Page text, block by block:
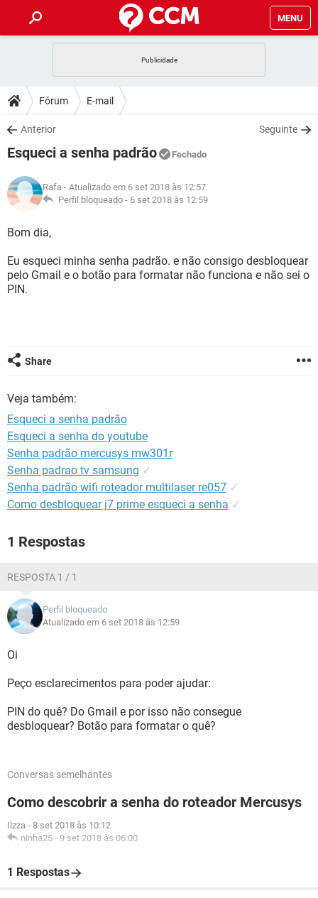
MENU
CELULAR
OUTLOOK
INSTAGRAM GMAIL
GUIA DE COMPRAS
DICAS
JOGOS
INSTAGRAM GMAIL
DOWNLOADS
JOGOS WHATSAPP
CELULAR
OUTLOOK EXCEL
INSTAGRAM
FÓRUM
JOGOS WHATSAPP
OUTLOOK
INSTAGRAM GMAIL
GUIA DE COMPRAS
GLOSSÁRIO
JOGOS
OUTLOOK EXCEL
Fórum E-mail
Anterior Seguinte
Esqueci a senha padrão Fechado
Rafa - Atualizado em 6 set 2018 às 12:57
Perfil bloqueado - 6 set 2018 às 12:59
Bom dia,
Eu esqueci minha senha padrão. e não consigo desbloquear
pelo Gmail e o botão para formatar não funciona e não sei o
PIN.
Share
Veja também:
Esqueci a senha padrão
Esqueci a senha do youtube
Senha padrão mercusys mw301r
Senha padrao tv samsung ✓
Senha padrão wifi roteador multilaser re057 ✓
Como desbloquear j7 prime esqueci a senha ✓
1 Respostas
RESPOSTA 1 / 1
Perfil bloqueado
Atualizado em 6 set 2018 às 12:59
Oi
Peço esclarecimentos para poder ajudar:
PIN do quê? Do Gmail e por isso não consegue
desbloquear? Botão para formatar o quê?
Conversas semelhantes
Como descobrir a senha do roteador Mercusys
Ilzza - 8 set 2018 às 10:12
ninha25 - 9 set 2018 às 06:00
1 Respostas